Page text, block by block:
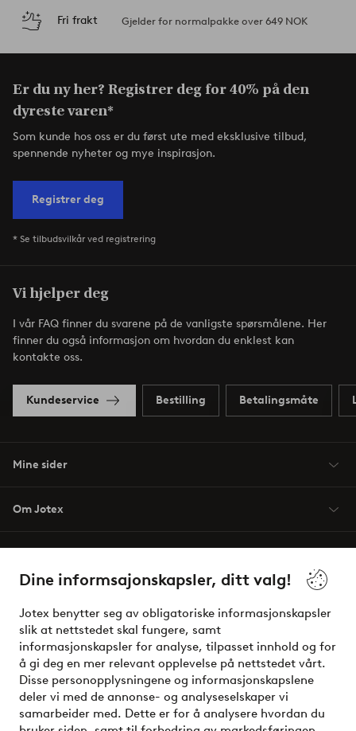
Dine informsajonskapsler, ditt valg!
Jotex benytter seg av obligatoriske informasjonskapsler
slik at nettstedet skal fungere, samt
informasjonskapsler for analyse, tilpasset innhold og for
å gi deg en mer relevant opplevelse på nettstedet vårt.
Disse personopplysningene og informasjonskapslene
deler vi med de annonse- og analyseselskaper vi
samarbeider med. Dette er for å analysere hvordan du
Fri frakt Gjelder for normalpakke over 649 NOK
Er du ny her? Registrer deg for 40% på den
dyreste varen*
Som kunde hos oss er du først ute med eksklusive tilbud,
spennende nyheter og mye inspirasjon.
Registrer deg
* Se tilbudsvilkår ved registrering
Vi hjelper deg
I vår FAQ finner du svarene på de vanligste spørsmålene. Her
finner du også informasjon om hvordan du enklest kan
kontakte oss.
Kundeservice Bestilling Betalingsmåte
Mine sider
Om Jotex
Venner
Sikre betalinger - Betal direkte eller del opp